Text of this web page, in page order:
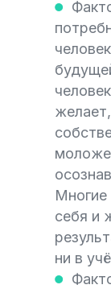
себя и
ни в